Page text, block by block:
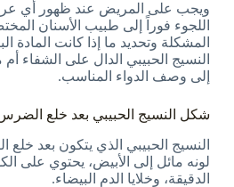
ويجب على المريض عند ظهور أي
اللجوء فوراً إلى طبيب الأسنان
المشكلة وتحديد ما إذا كانت المادة
النسيج الحبيبي الدال على الشفاء
إلى وصف الدواء المناسب.
شكل النسيج الحبيبي بعد خلع
النسيج الحبيبي الذي يتكون بعد
لونه مائل إلى الأبيض، يحتوي على
الدقيقة، وخلايا الدم البيضاء.